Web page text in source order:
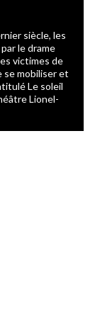
siècle, les
le drame
victimes de
se mobiliser et
Le soleil
Lionel-